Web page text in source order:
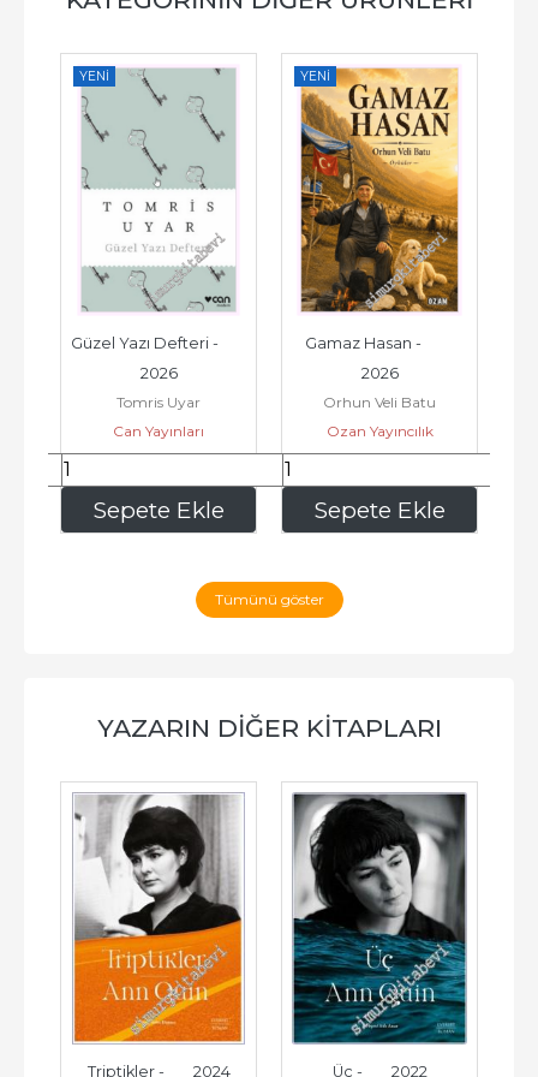
YENI
Sepete Ekle
Güzel Yazı Defteri -
2026
Tomris Uyar
Can Yayınları
135,00
YENI
Sepete Ekle
Gamaz Hasan -
2026
Orhun Veli Batu
Ozan Yayıncılık
168,00
Tümünü göster
YAZARIN DIĞER KITAPLARI
Triptikler -        2024
Üç -        2022